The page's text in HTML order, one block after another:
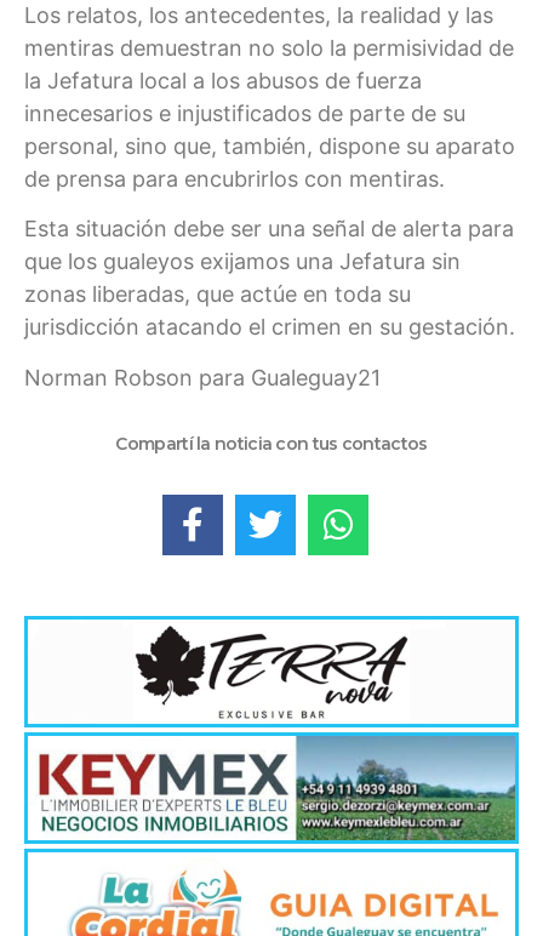
Los relatos, los antecedentes, la realidad y las
mentiras demuestran no solo la permisividad de
la Jefatura local a los abusos de fuerza
innecesarios e injustificados de parte de su
personal, sino que, también, dispone su aparato
de prensa para encubrirlos con mentiras.
Esta situación debe ser una señal de alerta para
que los gualeyos exijamos una Jefatura sin
zonas liberadas, que actúe en toda su
jurisdicción atacando el crimen en su gestación.
Norman Robson para Gualeguay21
Compartí la noticia con tus contactos